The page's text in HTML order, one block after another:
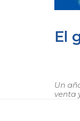
El
Un
venta